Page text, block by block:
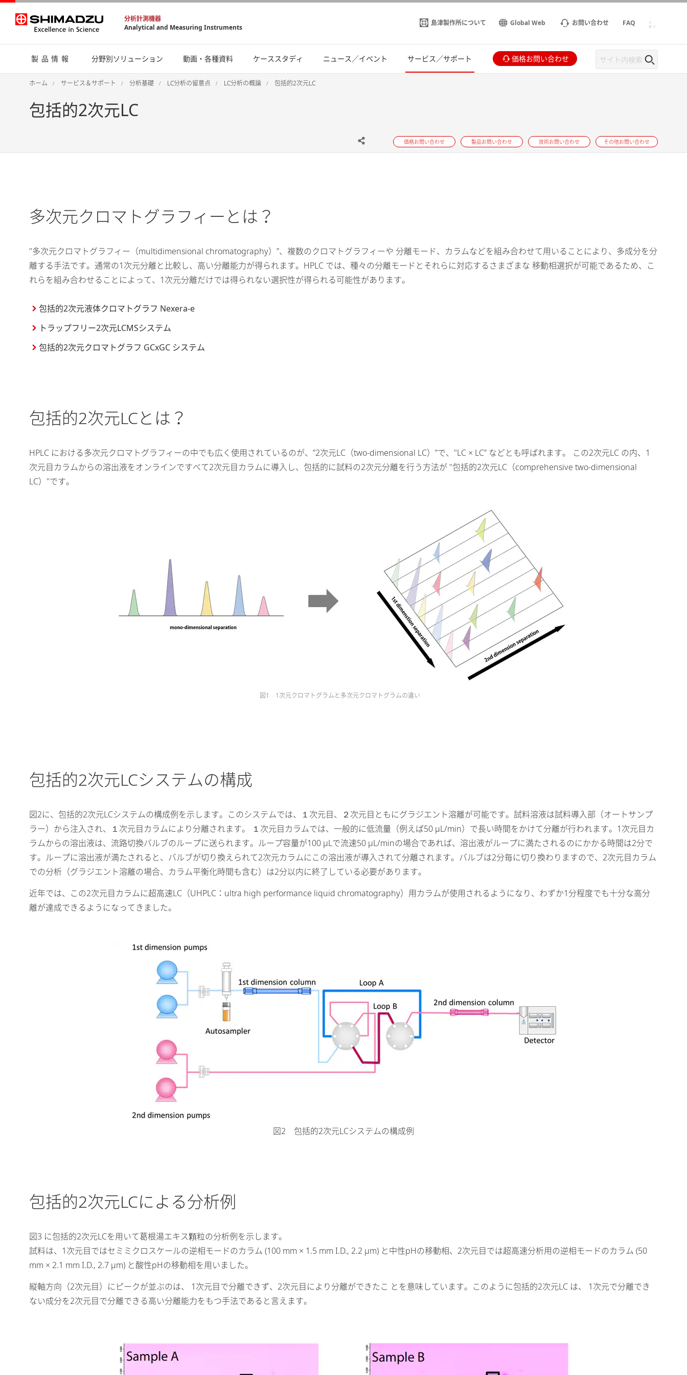
分析計測機器
Analytical and Measuring Instruments
島津製作所について Global Web お問い合わせ FAQ
製品情報 分野別ソリューション 動画・各種資料 ケーススタディ ニュース／イベント サービス／サポート 価格お問い合わせ
ホーム サービス＆サポート 分析基礎 LC分析の留意点 LC分析の概論 包括的2次元LC
包括的2次元LC
価格お問い合わせ 製品お問い合わせ 技術お問い合わせ その他お問い合わせ
多次元クロマトグラフィーとは？
"多次元クロマトグラフィー（multidimensional chromatography）”、複数のクロマトグラフィーや 分離モード、カラムなどを組み合わせて用いることにより、多成分を分
離する手法です。通常の1次元分離と比較し、高い分離能力が得られます。HPLC では、種々の分離モードとそれらに対応するさまざまな 移動相選択が可能であるため、こ
れらを組み合わせることによって、1次元分離だけでは得られない選択性が得られる可能性があります。
包括的2次元液体クロマトグラフ Nexera-e
トラップフリー2次元LCMSシステム
包括的2次元クロマトグラフ GCxGC システム
包括的2次元LCとは？
HPLC における多次元クロマトグラフィーの中でも広く使用されているのが、”2次元LC（two-dimensional LC）”で、"LC × LC” などとも呼ばれます。 この2次元LC の内、1
次元目カラムからの溶出液をオンラインですべて2次元目カラムに導入し、包括的に試料の2次元分離を行う方法が "包括的2次元LC（comprehensive two-dimensional
LC）"です。
図1 1次元クロマトグラムと多次元クロマトグラムの違い
包括的2次元LCシステムの構成
図2に、包括的2次元LCシステムの構成例を示します。このシステムでは、１次元目、２次元目ともにグラジエント溶離が可能です。試料溶液は試料導入部（オートサンプ
ラー）から注入され、１次元目カラムにより分離されます。 １次元目カラムでは、一般的に低流量（例えば50 μL/min）で長い時間をかけて分離が行われます。1次元目カ
ラムからの溶出液は、流路切換バルブのループに送られます。ループ容量が100 μLで流速50 μL/minの場合であれば、溶出液がループに満たされるのにかかる時間は2分で
す。ループに溶出液が満たされると、バルブが切り換えられて2次元カラムにこの溶出液が導入されて分離されます。バルブは2分毎に切り換わりますので、2次元目カラム
での分析（グラジエント溶離の場合、カラム平衡化時間も含む）は2分以内に終了している必要があります。
近年では、この2次元目カラムに超高速LC（UHPLC：ultra high performance liquid chromatography）用カラムが使用されるようになり、わずか1分程度でも十分な高分
離が達成できるようになってきました。
図2 包括的2次元LCシステムの構成例
包括的2次元LCによる分析例
図3 に包括的2次元LCを用いて葛根湯エキス顆粒の分析例を示します。
試料は、1次元目ではセミミクロスケールの逆相モードのカラム (100 mm × 1.5 mm I.D., 2.2 µm) と中性pHの移動相、2次元目では超高速分析用の逆相モードのカラム (50
mm × 2.1 mm I.D., 2.7 µm) と酸性pHの移動相を用いました。
縦軸方向（2次元目）にピークが並ぶのは、 1次元目で分離できず、2次元目により分離ができたこ とを意味しています。このように包括的2次元LC は、 1次元で分離でき
ない成分を2次元目で分離できる高い分離能力をもつ手法であると言えます。